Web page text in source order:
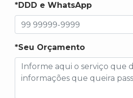
*DDD e WhatsApp
*Seu Orçamento